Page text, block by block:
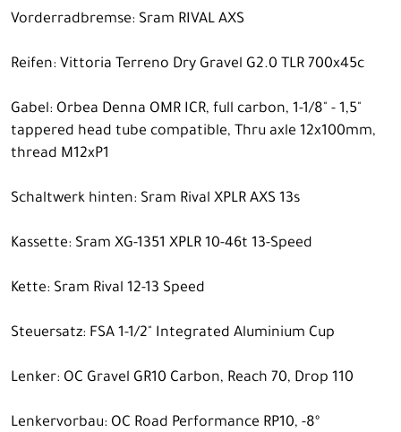
Vorderradbremse: Sram RIVAL AXS
Reifen: Vittoria Terreno Dry Gravel G2.0 TLR 700x45c
Gabel: Orbea Denna OMR ICR, full carbon, 1-1/8" - 1,5"
tappered head tube compatible, Thru axle 12x100mm,
thread M12xP1
Schaltwerk hinten: Sram Rival XPLR AXS 13s
Kassette: Sram XG-1351 XPLR 10-46t 13-Speed
Kette: Sram Rival 12-13 Speed
Steuersatz: FSA 1-1/2" Integrated Aluminium Cup
Lenker: OC Gravel GR10 Carbon, Reach 70, Drop 110
Lenkervorbau: OC Road Performance RP10, -8º